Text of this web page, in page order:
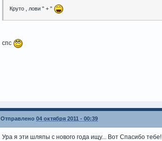
Круто , лови " + "
спс
Отправлено04 октября 2011 - 00:39
Ура я эти шляпы с нового года ищу... Вот Спасибо тебе!